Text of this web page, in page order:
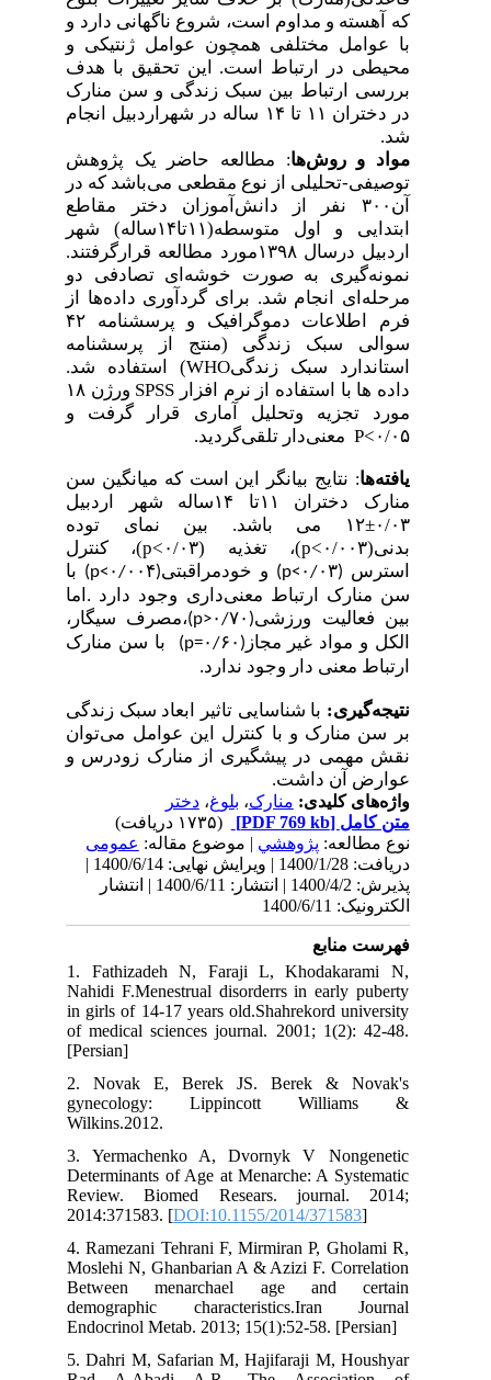
که آهسته و مداوم است، شروع ناگهانی دارد و
با عوامل مختلفی همچون عوامل ژنتیکی و
محیطی در ارتباط است. این تحقیق با هدف
بررسی ارتباط بین سبک زندگی و سن منارک
در دختران ۱۱ تا ۱۴ ساله در شهر‌اردبیل انجام
شد.
مواد و روش‌ها:مطالعه حاضر یک پژوهش
توصیفی-تحلیلی از نوع مقطعی می‌باشد که در
آن۳۰۰ نفر از دانش‌آموزان دختر مقاطع
ابتدایی و اول متوسطه(۱۱تا۱۴ساله) شهر
اردبیل‌ درسال
۱۳۹۸مورد مطالعه قرارگرفتند.
نمونه‌گیری به صورت خوشه‌ای تصادفی دو
مرحله‌ای انجام شد. برای ‌گرد‌آوری داده‌ها از
فرم اطلاعات دموگرافیک و پرسشنامه ۴۲
سوالی سبک زندگی (منتج از پرسشنامه
استاندارد سبک زندگیWHO
(استفاده شد.
داده­ ها با استفاده از نرم افزار SPSS
ورژن ۱۸
مورد تجزیه وتحلیل آماری قرار گرفت و
۰/۰۵>P
معنی‌دار تلقی‌گردید.
یافته‌ها:نتایج بیانگر این است که میانگین سن
منارک دختران ۱۱تا ۱۴ساله شهر اردبیل
۰/۰۳±۱۲ می باشد.
بین نمای توده
بدنی(۰/۰۰۳>p)، تغذیه (۰/۰۳>p)، کنترل
استرس (p<۰/۰۳) و خودمراقبتی(p<۰/۰۰۴)
با
سن منارک ارتباط معنی‌داری وجود دارد .اما
بین فعالیت ورزشی(p>۰/۷۰)،
مصرف سیگار،
الکل و مواد غیر مجاز(p=۰/۶۰)
با سن منارک
ارتباط معنی دار وجود ندارد
نتیجه‌گیری:با شناسایی تاثیر ابعاد سبک زندگی
بر سن منارک و با کنترل این عوامل می‌توان
نقش مهمی در پیشگیری از منارک زودرس و
عوارض آن داشت.
واژه‌های کلیدی:منارک،بلوغ،دختر
متن کامل[PDF 769 kb]
نوع مطالعه:پژوهشي| موضوع مقاله:عمومى
دریافت: 1400/1/28 | ویرایش نهایی: 1400/6/14 |
پذیرش: 1400/4/2 | انتشار: 1400/6/11 | انتشار
الکترونیک: 1400/6/11
فهرست منابع
1. Fathizadeh N, Faraji L, Khodakarami N,
Nahidi F.Menestrual disorderrs in early puberty
in girls of 14-17 years old.Shahrekord university
of medical sciences journal. 2001; 1(2): 42-48.
[Persian]
2. Novak E, Berek JS. Berek & Novak's
gynecology: Lippincott Williams &
Wilkins.2012.
3. Yermachenko A, Dvornyk V Nongenetic
Determinants of Age at Menarche: A Systematic
Review. Biomed Resears. journal. 2014;
2014:371583. [DOI:10.1155/2014/371583
4. Ramezani Tehrani F, Mirmiran P, Gholami R,
Moslehi N, Ghanbarian A & Azizi F. Correlation
Between menarchael age and certain
demographic characteristics.Iran Journal
Endocrinol Metab. 2013; 15(1):52-58. [Persian]
5. Dahri M, Safarian M, Hajifaraji M, Houshyar